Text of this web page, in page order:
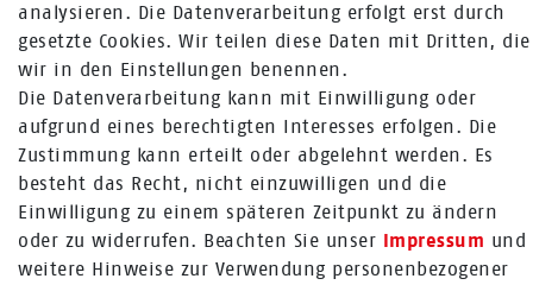
analysieren. Die Datenverarbeitung erfolgt erst durch
gesetzte Cookies. Wir teilen diese Daten mit Dritten, die
wir in den Einstellungen benennen.
Die Datenverarbeitung kann mit Einwilligung oder
aufgrund eines berechtigten Interesses erfolgen. Die
Zustimmung kann erteilt oder abgelehnt werden. Es
besteht das Recht, nicht einzuwilligen und die
Einwilligung zu einem späteren Zeitpunkt zu ändern
oder zu widerrufen. Beachten Sie unser Impressum und
weitere Hinweise zur Verwendung personenbezogener
Fragen zur Bestellung:
+49 (0) 241 / 95 78 26 11
Fragen zu Produkten:
+49 (0) 2224 / 1805 - 84
Zum Kontaktformular
Mehr über Rabenhorst ®
FOLGE UNS